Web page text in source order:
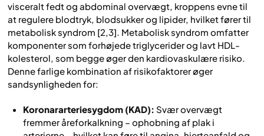
visceralt fedt og abdominal overvægt, kroppens evne til
at regulere blodtryk, blodsukker og lipider, hvilket fører til
metabolisk syndrom [2,3]. Metabolisk syndrom omfatter
komponenter som forhøjede triglycerider og lavt HDL-
kolesterol, som begge øger den kardiovaskulære risiko.
Denne farlige kombination af risikofaktorer øger
sandsynligheden for:
Koronararteriesygdom (KAD): Svær overvægt
fremmer åreforkalkning – ophobning af plak i